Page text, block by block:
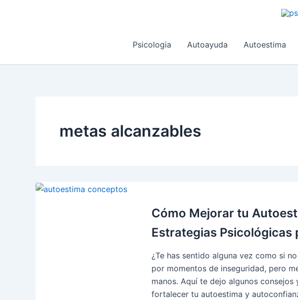
Psicologia
Autoayuda Autoestima
metas alcanzables
Cómo Mejorar tu
Estrategias Psicológicas
¿Te has sentido alguna vez como si
por momentos de inseguridad, pero
manos. Aquí te dejo algunos
fortalecer tu autoestima y